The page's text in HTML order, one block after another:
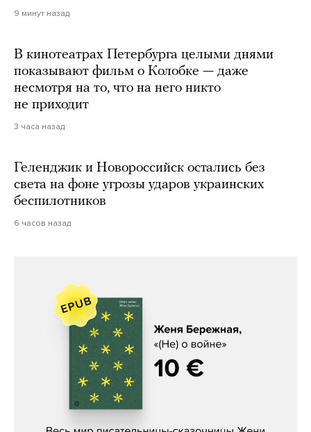
9 минут назад
В кинотеатрах Петербурга целыми днями
показывают фильм о Колобке — даже
несмотря на то, что на него никто
не приходит
3 часа назад
Геленджик и Новороссийск остались без
света на фоне угрозы ударов украинских
беспилотников
6 часов назад
Женя Бережная, «(Не) о войне»